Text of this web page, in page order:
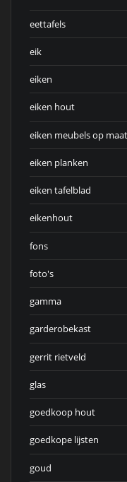
eettafels
eik
eiken
eiken hout
eiken meubels op maat
eiken planken
eiken tafelblad
eikenhout
fons
foto's
gamma
garderobekast
gerrit rietveld
glas
goedkoop hout
goedkope lijsten
goud